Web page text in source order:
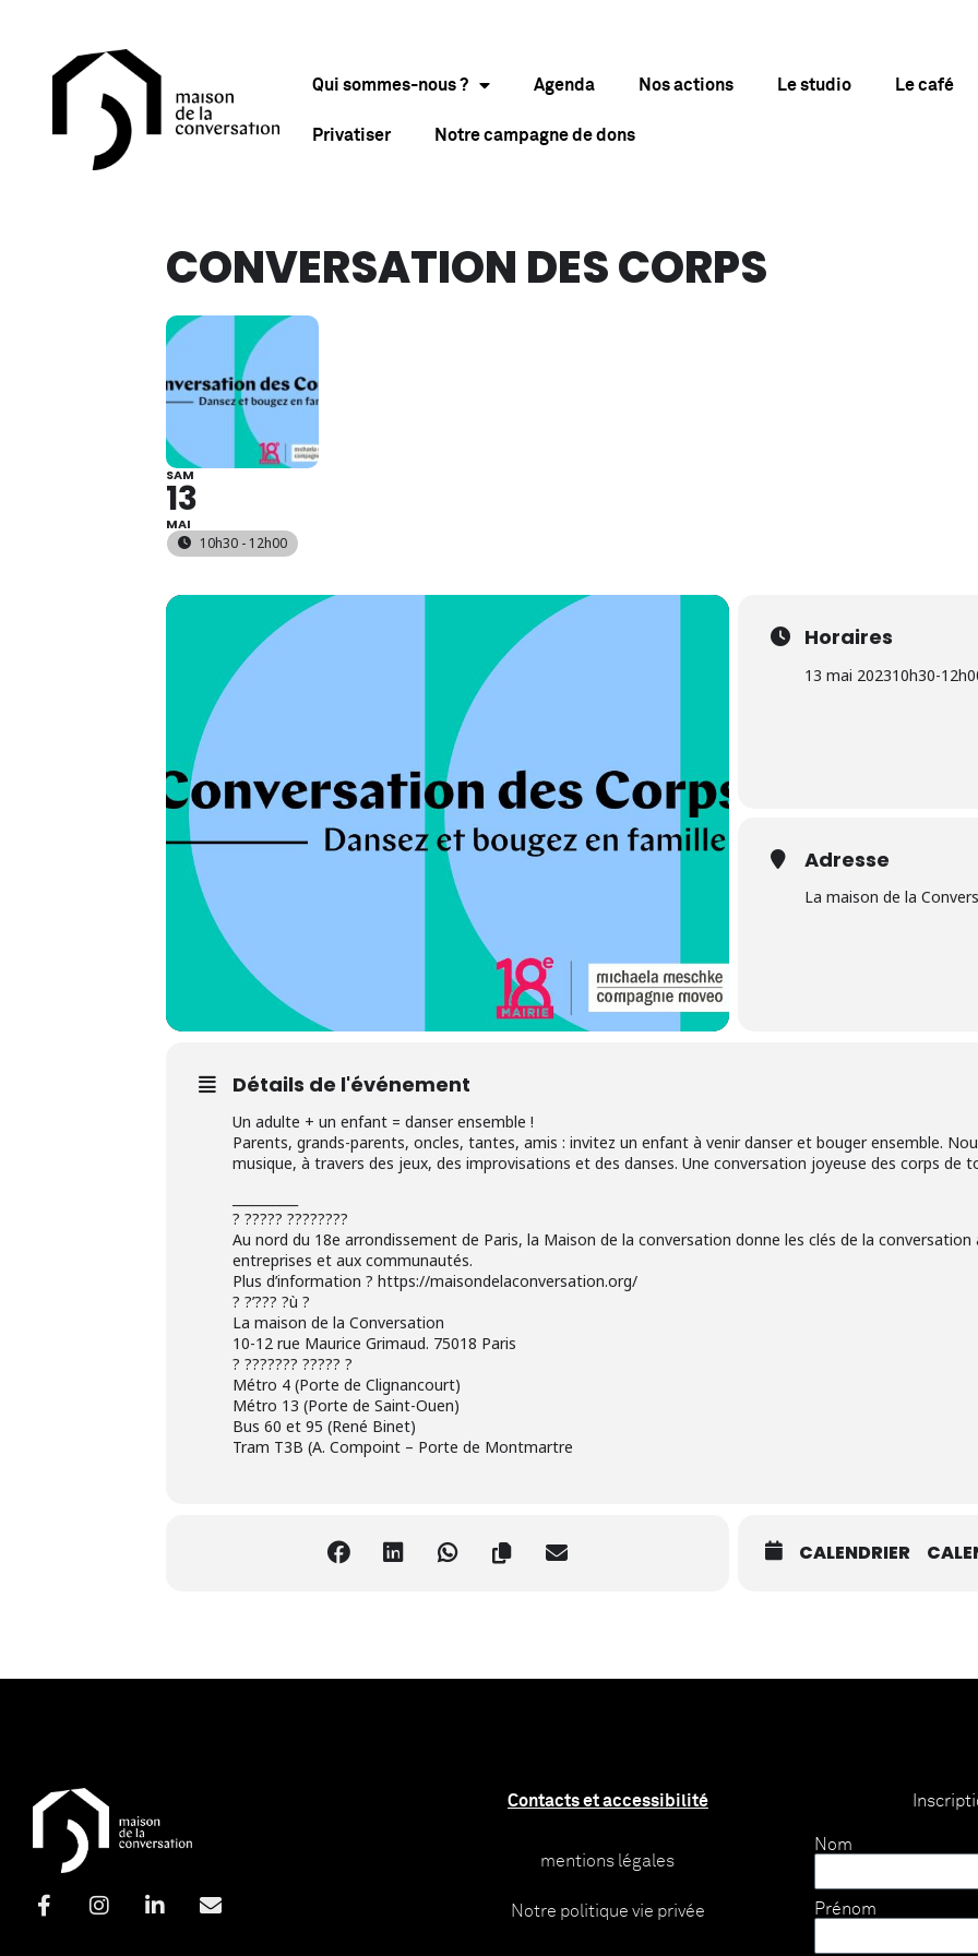
Qui sommes-nous ? Agenda Nos actions Le studio Le café
Privatiser Notre campagne de dons
CONVERSATION DES CORPS
SAM
13
MAI
10h30 - 12h00
Horaires
13 mai 202310h30-
Adresse
La maison de la
Détails de l'événement
Un adulte + un enfant = danser ensemble !
Parents, grands-parents, oncles, tantes, amis : invitez un enfant à venir danser et bouger ensemble.
musique, à travers des jeux, des improvisations et des danses. Une conversation joyeuse des corps de
? ????? ????????
Au nord du 18e arrondissement de Paris, la Maison de la conversation donne les clés de la
entreprises et aux communautés.
Plus d’information ? https://maisondelaconversation.org/
? ?’??? ?ù ?
La maison de la Conversation
10-12 rue Maurice Grimaud. 75018 Paris
? ??????? ????? ?
Métro 4 (Porte de Clignancourt)
Métro 13 (Porte de Saint-Ouen)
Bus 60 et 95 (René Binet)
Tram T3B (A. Compoint – Porte de Montmartre
CALENDRIER
Contacts et accessibilité
mentions légales
Notre politique vie privée
Nom
Prénom